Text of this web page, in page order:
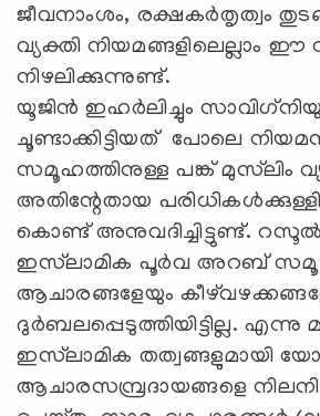
ജീവനാംശം, രക്ഷകര്‍തൃത്വം
വ്യക്തി നിയമങ്ങളിലെല്ലാം
നിഴലിക്കുന്നുണ്ട്.
യൂജിന്‍ ഇഹര്‍ലിച്ചും
ചൂണ്ടാക്കിട്ടിയത് പോലെ
സമൂഹത്തിനുള്ള പങ്ക് മുസ്‌ലിം
അതിന്റേതായ
കൊണ്ട് അനുവദിച്ചിട്ടുണ്ട്.
ഇസ്‌ലാമിക പൂര്‍വ അറബ്
ആചാരങ്ങളേയും
ദുര്‍ബലപ്പെടുത്തിയിട്ടില്ല. എന്നു
ഇസ്‌ലാമിക തത്വങ്ങളുമായി
ആചാരസമ്പ്രദായങ്ങളെ